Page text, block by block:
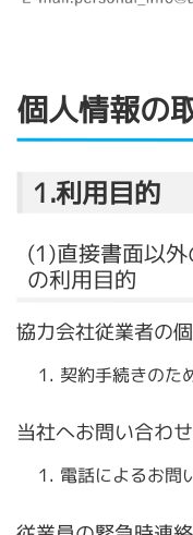
個人情報の
1.利用目的
(1)直接書面以
の利用目的
協力会社従業者の
契約手続きのた
当社へお問い合わ
電話によるお問